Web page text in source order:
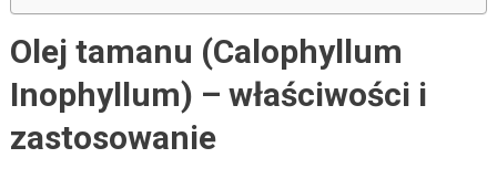
Olej tamanu (Calophyllum
Inophyllum) – właściwości i
zastosowanie